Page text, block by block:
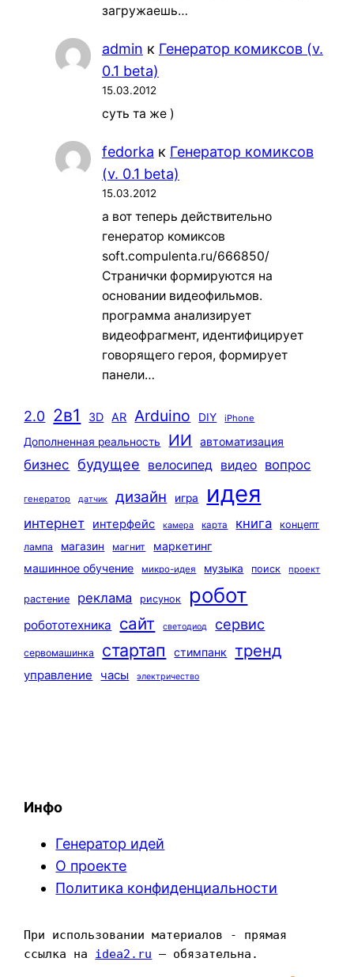
загружаешь…
admin к Генератор комиксов (v.
0.1 beta)
15.03.2012
суть та же )
fedorka к Генератор комиксов
(v. 0.1 beta)
15.03.2012
а вот теперь действительно
генератор комиксов
soft.compulenta.ru/666850/
Странички формируются на
основании видеофильмов.
программа анализирует
видеофрагмент, идентифицирует
говорящего героя, формирует
панели…
2.0 2в1 3D AR Arduino DIY iPhone
Дополненная реальность ИИ автоматизация
бизнес будущее велосипед видео вопрос
генератор датчик дизайн игра идея
интернет интерфейс камера карта книга
концепт
лампа
магазин магнит
маркетинг
машинное обучение
микро-идея музыка поиск проект
растение реклама рисунок робот
робототехника сайт светодиод сервис
сервомашинка стартап стимпанк тренд
управление часы электричество
Инфо
Генератор идей
О проекте
Политика конфиденциальности
При использовании материалов - прямая
ссылка на idea2.ru — обязательна.